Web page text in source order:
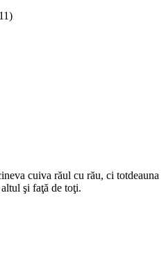
cuiva răul cu rău, ci totdeauna
şi faţă de toţi.